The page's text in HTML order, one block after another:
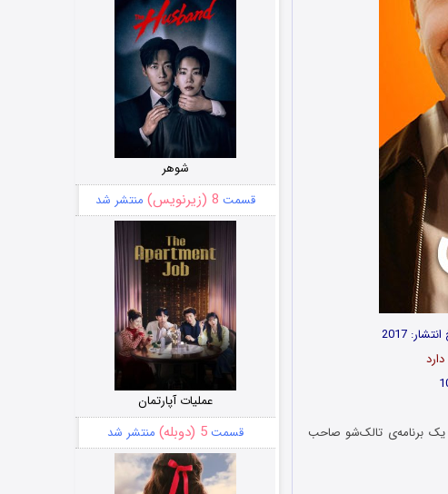
2017
یک برنامه‌ی تالک‌شو صاحب
شوهر
قسمت 8 (زیرنویس) منتشر شد
عملیات آپارتمان
قسمت5 (دوبله) منتشر شد